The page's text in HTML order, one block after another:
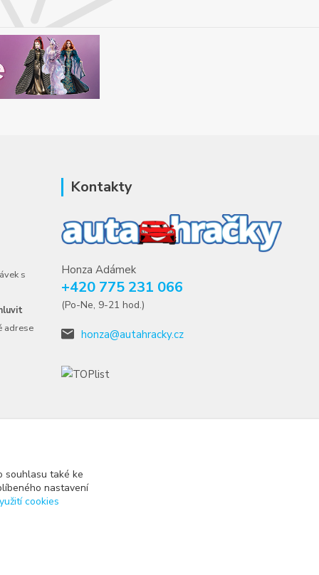
s
adrese
Kontakty
Honza Adámek
+420 775 231 066
(Po-Ne, 9-21 hod.)
honza@autahracky.cz
souhlasu také ke
nastavení
cookies